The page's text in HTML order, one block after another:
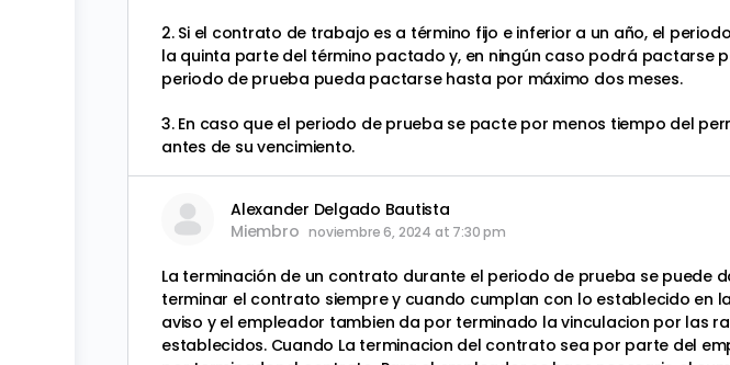
2. Si el contrato de trabajo es a término fijo e inferior a un año, el
la quinta parte del término pactado y, en ningún caso podrá pactarse
periodo de prueba pueda pactarse hasta por máximo dos meses.
3. En caso que el periodo de prueba se pacte por menos tiempo del
antes de su vencimiento.
Alexander Delgado Bautista
Miembro noviembre 6, 2024 at 7:30 pm
La terminación de un contrato durante el periodo de prueba se puede
terminar el contrato siempre y cuando cumplan con lo establecido en
aviso y el empleador tambien da por terminado la vinculacion por las
establecidos. Cuando La terminacion del contrato sea por parte del